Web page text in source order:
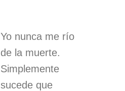
Yo nunca me río
de la muerte.
Simplemente
sucede que